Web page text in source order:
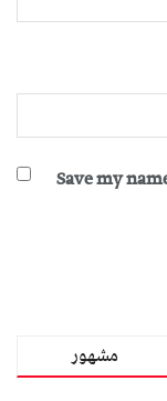
Save my
مشهور